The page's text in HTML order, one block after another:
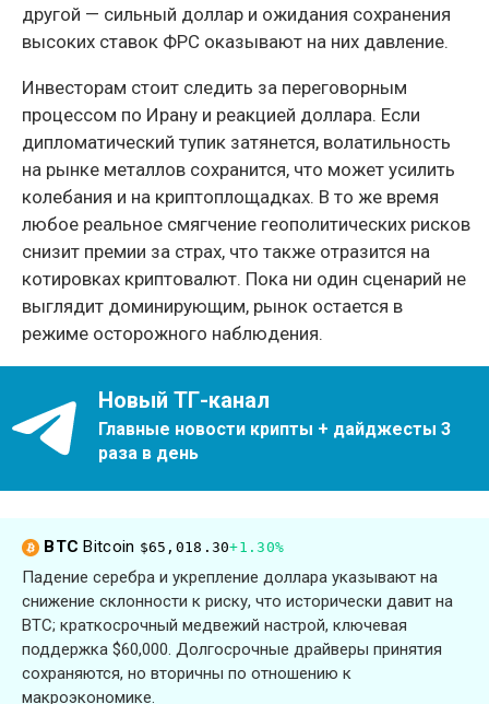
другой — сильный доллар и ожидания сохранения
высоких ставок ФРС оказывают на них давление.
Инвесторам стоит следить за переговорным
процессом по Ирану и реакцией доллара. Если
дипломатический тупик затянется, волатильность
на рынке металлов сохранится, что может усилить
колебания и на криптоплощадках. В то же время
любое реальное смягчение геополитических рисков
снизит премии за страх, что также отразится на
котировках криптовалют. Пока ни один сценарий не
выглядит доминирующим, рынок остается в
режиме осторожного наблюдения.
Новый ТГ-канал
Главные новости крипты + дайджесты 3
раза в день
BTCBitcoin $65,018.30+1.30%
Падение серебра и укрепление доллара указывают на
снижение склонности к риску, что исторически давит на
BTC; краткосрочный медвежий настрой, ключевая
поддержка $60,000. Долгосрочные драйверы принятия
сохраняются, но вторичны по отношению к
макроэкономике.